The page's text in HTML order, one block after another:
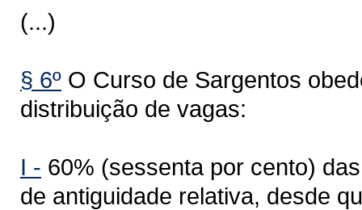
(...)
§ 6º O Curso de Sargentos
distribuição de vagas:
I - 60% (sessenta por cento)
de antiguidade relativa, desde